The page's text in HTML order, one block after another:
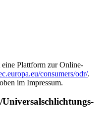
Plattform zur Online-
consumers/odr/.
im Impressum.
Universal­schlichtungs­